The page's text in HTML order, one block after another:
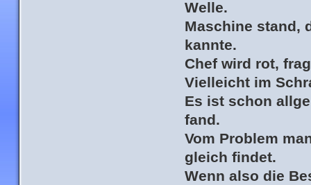
Welle.
Maschine stand,
kannte.
Chef wird rot,
Vielleicht im
Es ist schon
fand.
Vom Problem
gleich findet.
Wenn also die